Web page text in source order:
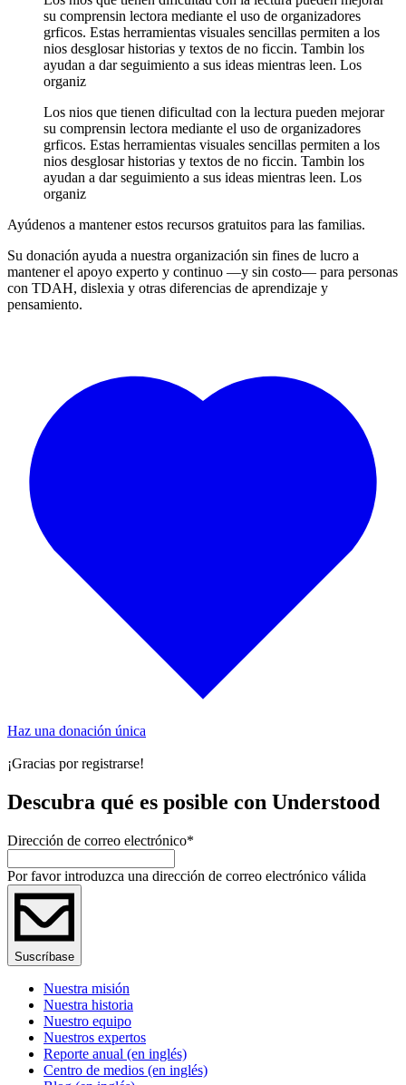
su comprensin lectora mediante el uso de organizadores
grficos. Estas herramientas visuales sencillas permiten a los
nios desglosar historias y textos de no ficcin. Tambin los
ayudan a dar seguimiento a sus ideas mientras leen. Los
organiz
Los nios que tienen dificultad con la lectura pueden mejorar
su comprensin lectora mediante el uso de organizadores
grficos. Estas herramientas visuales sencillas permiten a los
nios desglosar historias y textos de no ficcin. Tambin los
ayudan a dar seguimiento a sus ideas mientras leen. Los
organiz
Ayúdenos a mantener estos recursos gratuitos para las familias.
Su donación ayuda a nuestra organización sin fines de lucro a
mantener el apoyo experto y continuo —y sin costo— para personas
con TDAH, dislexia y otras diferencias de aprendizaje y
pensamiento.
Haz una donación única
¡Gracias por registrarse!
Descubra qué es posible con Understood
Dirección de correo electrónico*
Por favor introduzca una dirección de correo electrónico válida
Suscríbase
Nuestra misión
Nuestra historia
Nuestro equipo
Nuestros expertos
Reporte anual (en inglés)
Centro de medios (en inglés)